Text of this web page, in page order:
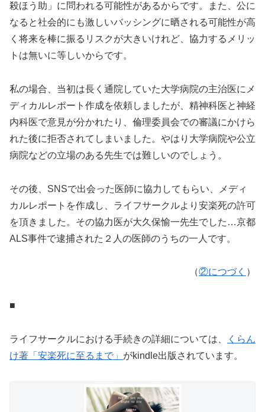
殺ほう助」に問われる可能性があるからです。また、公に
なると社会的にも激しいバッシングに晒される可能性が高
く将来を棒に振るリスクが大きいけれど、協力するメリッ
トは無いに等しいからです。
私の場合、当初は長く通院していた大学病院の主治医にメ
ディカルレポート作成を依頼しましたが、精神科医と神経
内科医で意見が分かれたり、倫理委員会での審議にかけら
れた後に拒否されてしまいました。やはり大学病院や公立
病院などの立場のある先生では難しいのでしょう。
その後、SNSで出会った医師に協力してもらい、メディ
カルレポートを作成し、ライフサークルより安楽死の許可
を頂きました。その協力医が大久保愉一先生でした…京都
ALS事件で逮捕された２人の医師のうちの一人です。
（②につづく ）
■
ライフサークルにおける手続きの詳細については、
くらん
け著「安楽死に至るまで」 がkindle出版されています。